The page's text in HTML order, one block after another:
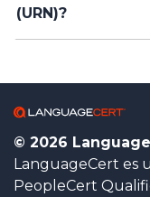
(URN)?
© 2026
LanguageCert es
PeopleCert